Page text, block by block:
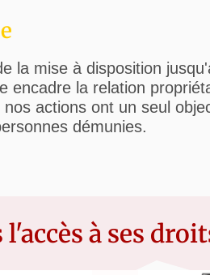
la mise à disposition
encadre la relation
actions ont un seul
démunies.
à ses